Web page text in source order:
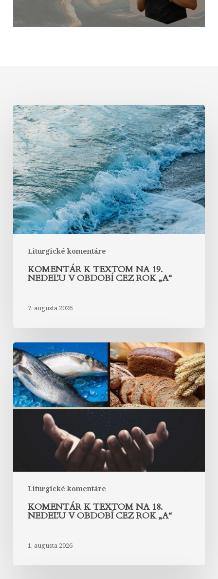
Liturgické komentáre
Komentár
k
textom
na
19.
nedeľu
v
období
cez
rok
„A“
KOMENTÁR K TEXTOM NA 19.
NEDEĽU V OBDOBÍ CEZ ROK „A“
7. augusta 2026
Liturgické komentáre
Komentár
k
textom
na
18.
nedeľu
„A“
KOMENTÁR K TEXTOM NA 18.
NEDEĽU V OBDOBÍ CEZ ROK „A“
1. augusta 2026